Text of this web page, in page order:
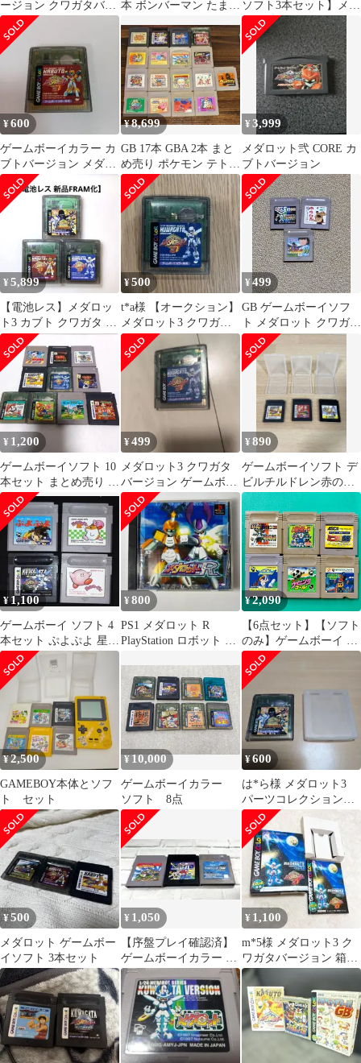
ージョン クワガタバー
ジョン GBソフト
本 ボンバーマン たまご
2 など
ソフト3本セット】メダ
ロット3・爆転シュート
ベイブレード
¥600
ゲームボーイカラー カ
ブトバージョン メダロ
ット 3 ソフト クリア
¥8,699
GB 17本 GBA 2本 まと
め売り ポケモン テトリ
ス カービィ ゴエモン他
¥3,999
メダロット弐 CORE カ
ブトバージョン
¥5,899
【電池レス】メダロッ
ト3 カブト クワガタ パ
ーツコレクション
FRAM化
¥500
t*a様 【オークション】
メダロット3 クワガタ
バージョン ゲームボー
イカラー
¥499
GB ゲームボーイソフ
ト メダロット クワガタ
幽遊白書 キャプテン翼
ソフト
¥ 1,200
ゲームボーイソフト 10
本セット まとめ売り ④
メダロット 桃太郎電鉄
等
¥499
メダロット3 クワガタ
バージョン ゲームボー
イカラー専用
¥890
ゲームボーイソフト デ
ビルチルドレン赤の書
ボンバーマン メダロッ
ト2
¥1,100
ゲームボーイ ソフト 4
本セット ぷよぷよ 星の
カービィ メダロット2
2h10
¥800
PS1 メダロット R
PlayStation ロボット バ
¥2,090
【6点セット】【ソフト
のみ】ゲームボーイ メ
ダロット カブトバージ
ョン からくり剣豪伝ム
サシロード ミニ四駆
GB Let's&Go!! ナムコク
ラシック Jリーグ ウイ
ニングゴール モトクロ
スマニアックス GB
¥ 2,500
GAMEBOY本体とソフ
ト セット
¥10,000
ゲームボーイカラー
ソフト 8点
¥600
は*ら様 メダロット3
パーツコレクション
Zからの超戦場 ゲー
ムボーイカラー
¥500
メダロット ゲームボー
イソフト 3本セット
¥ 1,050
【序盤プレイ確認済】
ゲームボーイカラー ソ
フト 3本セット ワリオ
ランド3 他
¥ 1,100
m*5様 メダロット3 ク
ワガタバージョン 箱・
説明書・内箱 ゲーム
ボーイカラー